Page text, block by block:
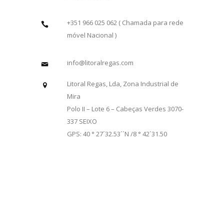
+351 966 025 062 ( Chamada para rede
móvel Nacional )
info@litoralregas.com
Litoral Regas, Lda, Zona Industrial de
Mira
Polo II – Lote 6 – Cabeças Verdes 3070-
337 SEIXO
GPS: 40 ° 27´32.53´´N /8 ° 42´31.50